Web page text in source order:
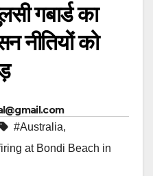
गबार्ड का
नीतियों को
#Australia,
at Bondi Beach in